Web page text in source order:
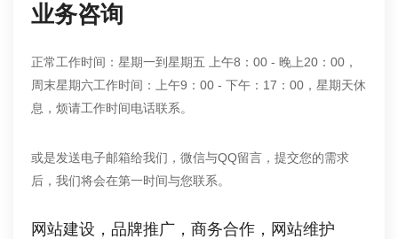
业务咨询
正常工作时间：星期一到星期五 上午8：00 - 晚上20：00，
周末星期六工作时间：上午9：00 - 下午：17：00，星期天休
息，烦请工作时间电话联系。
或是发送电子邮箱给我们，微信与QQ留言，提交您的需求
后，我们将会在第一时间与您联系。
网站建设，品牌推广，商务合作，网站维护